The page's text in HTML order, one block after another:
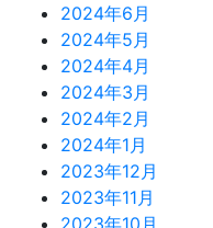
2024年6月
2024年5月
2024年4月
2024年3月
2024年2月
2024年1月
2023年12月
2023年11月